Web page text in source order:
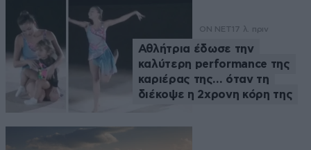
ON NET 17 λ. πριν
Αθλήτρια έδωσε την
καλύτερη performance της
καριέρας της… όταν τη
διέκοψε η 2χρονη κόρη της